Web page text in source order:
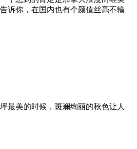
告诉你，在国内也有个颜值丝毫不输
最美的时候，斑斓绚丽的秋色让人